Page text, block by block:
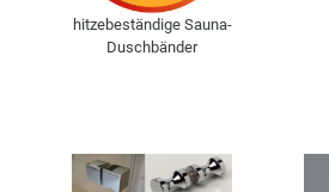
hitzebeständige Sauna-
Duschbänder